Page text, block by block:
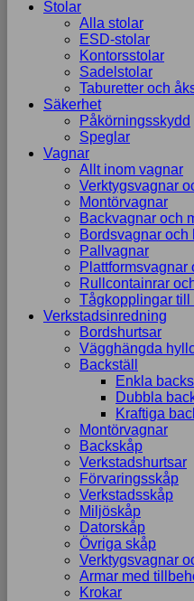
Stolar
Alla stolar
ESD-stolar
Kontorsstolar
Sadelstolar
Taburetter och
Säkerhet
Påkörningsskydd
Speglar
Vagnar
Allt inom vagnar
Verktygsvagnar
Montörvagnar
Backvagnar och
Bordsvagnar och
Pallvagnar
Plattformsvagnar
Rullcontainrar
Tågkopplingar till
Verkstadsinredning
Bordshurtsar
Vägghängda
Backställ
Enkla
Dubbla
Kraftiga
Montörvagnar
Backskåp
Verkstadshurtsar
Förvaringsskåp
Verkstadsskåp
Miljöskåp
Datorskåp
Övriga skåp
Verktygsvagnar
Armar med
Krokar